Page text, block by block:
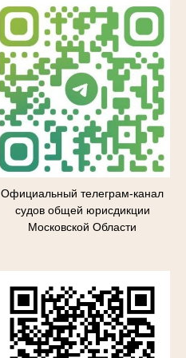
Официальный телеграм-канал
судов общей юрисдикции
Московской Области